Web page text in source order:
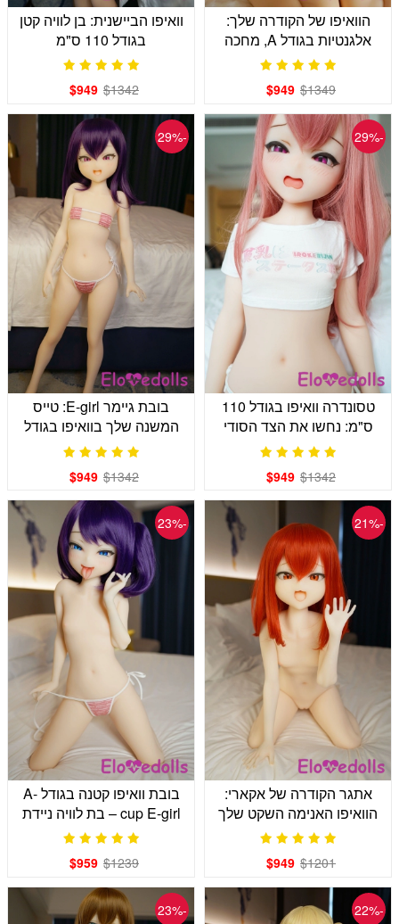
הוואיפו של הקודרה שלך:
אלגנטיות בגודל A, מחכה
לחמימות שלך
$1349
$949
וואיפו הביישנית: בן לוויה קטן
בגודל 110 ס"מ
$1342
$949
-29%
טסונדרה וואיפו בגודל 110
ס"מ: נחשו את הצד הסודי
שלה
$1342
$949
-29%
בובת גיימר E-girl: טייס
המשנה שלך בוואיפו בגודל
110 ס"מ
$1342
$949
-21%
אתגר הקודרה של אקארי:
הוואיפו האנימה השקט שלך
באורך 110 ס"מ
$1201
$949
-23%
בובת וואיפו קטנה בגודל A-
cup E-girl – בת לוויה ניידת
לגיימרים בגודל 110 ס"מ
$1239
$959
-22%
-23%